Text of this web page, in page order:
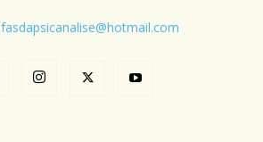
fasdapsicanalise@hotmail.com